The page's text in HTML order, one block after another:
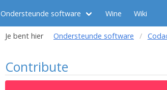
Ondersteunde software Wine Wiki
Je bent hier Ondersteunde software
Contribute